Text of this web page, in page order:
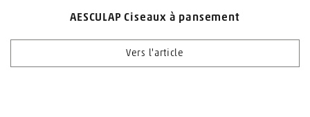
AESCULAP Ciseaux à pansement
Vers l'article